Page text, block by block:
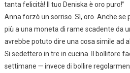
tanta felicità! Il tuo Deniska è oro puro!”
Anna forzò un sorriso. Sì, oro. Anche se
più a una moneta di rame scadente da
avrebbe potuto dire una cosa simile ad
Si sedettero in tre in cucina. Il bollitore
settimane — invece di bollire